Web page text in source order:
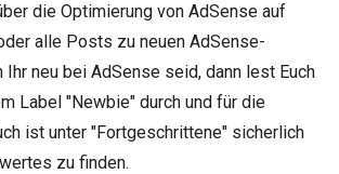
die Optimierung von AdSense auf
alle Posts zu neuen AdSense-
Ihr neu bei AdSense seid, dann lest Euch
Label "Newbie" durch und für die
ist unter "Fortgeschrittene" sicherlich
zu finden.